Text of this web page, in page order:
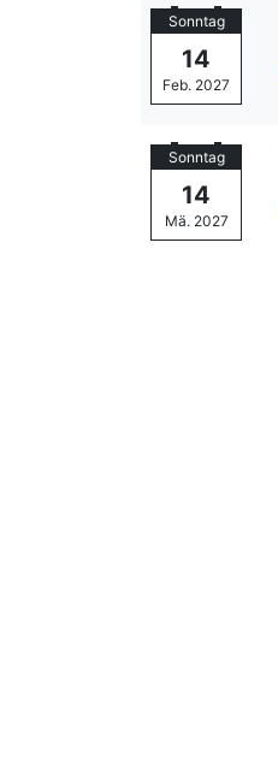
Sonntag
14
Feb. 2027
Sonntag
14
Mä. 2027